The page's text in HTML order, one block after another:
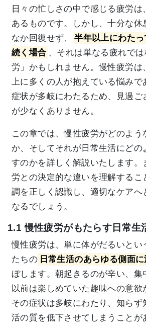
日々の忙しさの中で感じる疲労
あるものです。しかし、十分な休
なか回復せず、
半年以上にわた
続く場合 、それは単なる疲れで
労」かもしれません。慢性疲労は
上に多くの人が抱えている悩みで
症状が多岐にわたるため、見過ご
が少なくありません。
この章では、慢性疲労がどのよう
か、そしてそれが日常生活にどの
すのかを詳しく解説いたします。
労との決定的な違いを理解するこ
調を正しく認識し、適切なケアへ
なるでしょう。
1.1 慢性疲労がもたらす日常生
慢性疲労は、単に体がだるいとい
たちの 日常生活のあらゆる側面
ぼします。朝起きるのが辛い、集
以前は楽しめていた趣味への意欲
その症状は多岐にわたり、知らず
活の質を低下させてしまうことが